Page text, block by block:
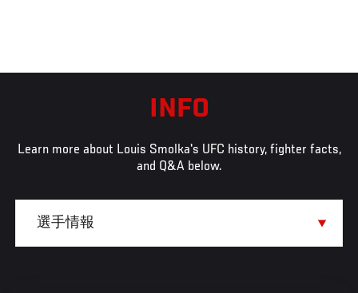
INFO
Learn more about Louis Smolka's UFC history, fighter facts,
and Q&A below.